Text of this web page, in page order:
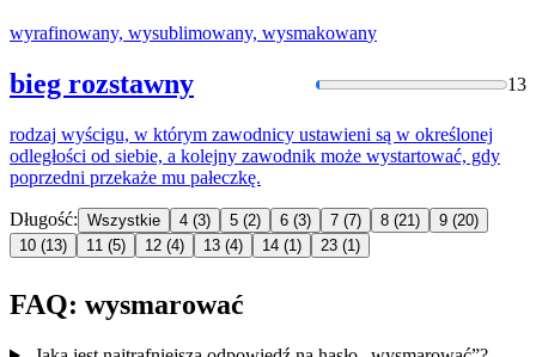
wyrafinowany, wysublimowany, wysmakowany
bieg rozstawny 13
rodzaj wyścigu, w którym zawodnicy ustawieni są w określonej
odległości od siebie, a kolejny zawodnik może wystartować, gdy
poprzedni przekaże mu pałeczkę.
Długość: Wszystkie 4 (3) 5 (2) 6 (3) 7 (7) 8 (21) 9 (20)
10 (13) 11 (5) 12 (4) 13 (4) 14 (1) 23 (1)
FAQ: wysmarować